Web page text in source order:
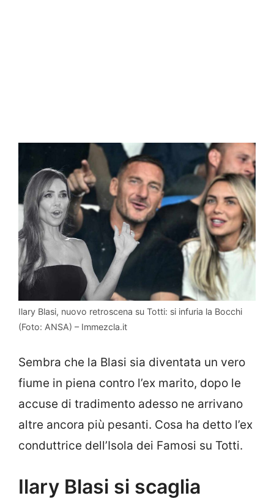
Ilary Blasi, nuovo retroscena su Totti: si infuria la Bocchi
(Foto: ANSA) – Immezcla.it
Sembra che la Blasi sia diventata un vero
fiume in piena contro l’ex marito, dopo le
accuse di tradimento adesso ne arrivano
altre ancora più pesanti. Cosa ha detto l’ex
conduttrice dell’Isola dei Famosi su Totti.
Ilary Blasi si scaglia